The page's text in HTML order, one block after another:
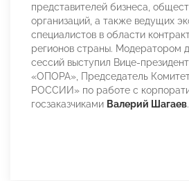
представителей бизнеса,
организаций, а также ведущих
специалистов в области
регионов страны. Модератором
сессий выступил Вице-
«ОПОРА», Председатель
РОССИИ» по работе с
госзаказчиками Валерий Шагаев.